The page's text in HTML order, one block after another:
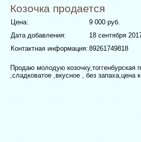
Козочка продается
Цена:
9 000 руб.
Дата добавления:
18 сентября
Контактная информация:89261749818
Продаю молодую
,сладковатое ,вкусное , без запаха,цена